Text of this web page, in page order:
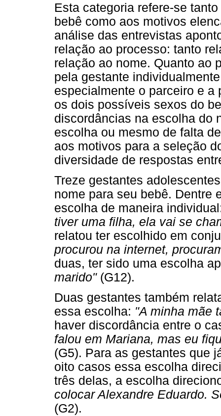
Esta categoria refere-se
bebê como aos motivos
análise das entrevistas
relação ao processo: tanto
relação ao nome. Quanto ao
pela gestante
especialmente o parceiro e a
os dois possíveis sexos do
discordâncias na escolha do
escolha ou mesmo de falta
aos motivos para a seleção
diversidade de respostas
Treze gestantes
nome para seu bebê. Dentre
escolha de maneira
tiver uma filha, ela vai se
relatou ter escolhido em
procurou na internet,
duas, ter sido uma escolha
marido"(G12).
Duas gestantes também
essa escolha: "A minha mãe
haver discordância entre o
falou em Mariana, mas eu
(G5). Para as gestantes que
oito casos essa escolha
três delas, a escolha
colocar Alexandre Eduardo.
(G2).